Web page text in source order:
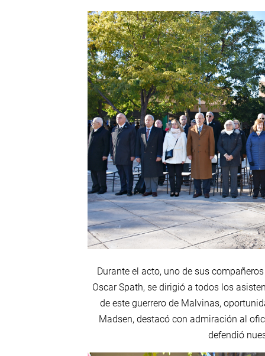
Durante el acto, uno de sus
Oscar Spath, se dirigió a todos los
de este guerrero de Malvinas,
Madsen, destacó con admiración al
defendió